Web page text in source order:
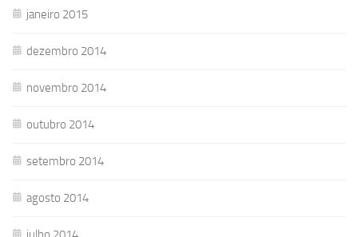
janeiro 2015
dezembro 2014
novembro 2014
outubro 2014
setembro 2014
agosto 2014